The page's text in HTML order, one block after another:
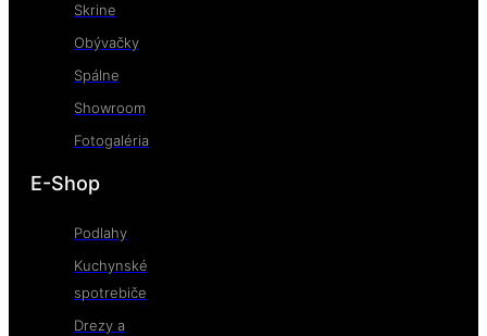
Skrine
Obývačky
Spálne
Showroom
Fotogaléria
E-Shop
Podlahy
Kuchynské
spotrebiče
Drezy a